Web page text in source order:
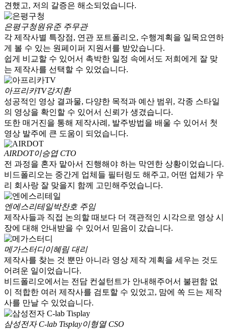
견했고, 저의 갈증은 해소되었습니다.
은평구청원유준 주무관
각 제작사별 특장점, 연관 포트폴리오, 수행계획을 일목요연하
게 볼 수 있는 원페이퍼 지원서를 받았습니다.
쉽게 비교할 수 있어서 촉박한 일정 속에서도 저희에게 잘 맞
는 제작사를 선택할 수 있었습니다.
아프리카TV강지환
성공적인 영상 결과물, 다양한 목적과 예산 범위, 각종 스타일
의 영상을 확인할 수 있어서 신뢰가 생겼습니다.
또한 매거진을 통해 제작사례, 발주방법을 배울 수 있어서 첫
영상 발주에 큰 도움이 되었습니다.
AIRDOT이승엽 CTO
전 과정을 혼자 맡아서 진행해야 하는 막연한 상황이었습니다.
비드폴리오는 중간게 업체들 필터링도 해주고, 어떤 업체가 우
리 회사랑 잘 맞을지 함께 고민해주었습니다.
엔에스리테일박찬호 주임
제작사들과 직접 논의할 때보다 더 객관적인 시각으로 영상 시
장에 대해 안내받을 수 있어서 믿음이 갔습니다.
메가스터디이혜림 대리
제작사를 찾는 것 뿐만 아니라 영상 제작 계획을 세우는 것도
어려운 일이었습니다.
비드폴리오에서는 전담 컨설턴트가 안내해주어서 불편함 없
이 적합한 여러 제작사를 검토할 수 있었고, 맘에 쏙 드는 제작
사를 만날 수 있었습니다.
삼성전자 C-lab Tisplay이형열 CSO